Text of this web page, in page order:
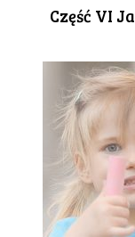
Część VI